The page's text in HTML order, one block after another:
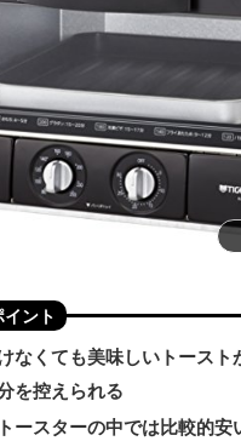
ント
なくても美味しいトースト
を控えられる
ースターの中では比較的安